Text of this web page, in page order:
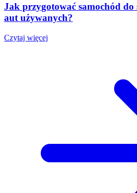
Jak przygotować samochód do
aut używanych?
Czytaj więcej